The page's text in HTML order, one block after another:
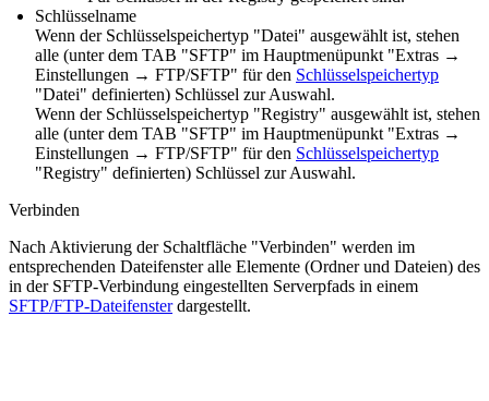
Schlüsselname
Wenn der Schlüsselspeichertyp "Datei" ausgewählt ist, stehen
alle (unter dem TAB "SFTP" im Hauptmenüpunkt "Extras →
Einstellungen → FTP/SFTP" für den Schlüsselspeichertyp
"Datei" definierten) Schlüssel zur Auswahl.
Wenn der Schlüsselspeichertyp "Registry" ausgewählt ist, stehen
alle (unter dem TAB "SFTP" im Hauptmenüpunkt "Extras →
Einstellungen → FTP/SFTP" für den Schlüsselspeichertyp
"Registry" definierten) Schlüssel zur Auswahl.
Verbinden
Nach Aktivierung der Schaltfläche "Verbinden" werden im
entsprechenden Dateifenster alle Elemente (Ordner und Dateien) des
in der SFTP-Verbindung eingestellten Serverpfads in einem
SFTP/FTP-Dateifensterdargestellt.